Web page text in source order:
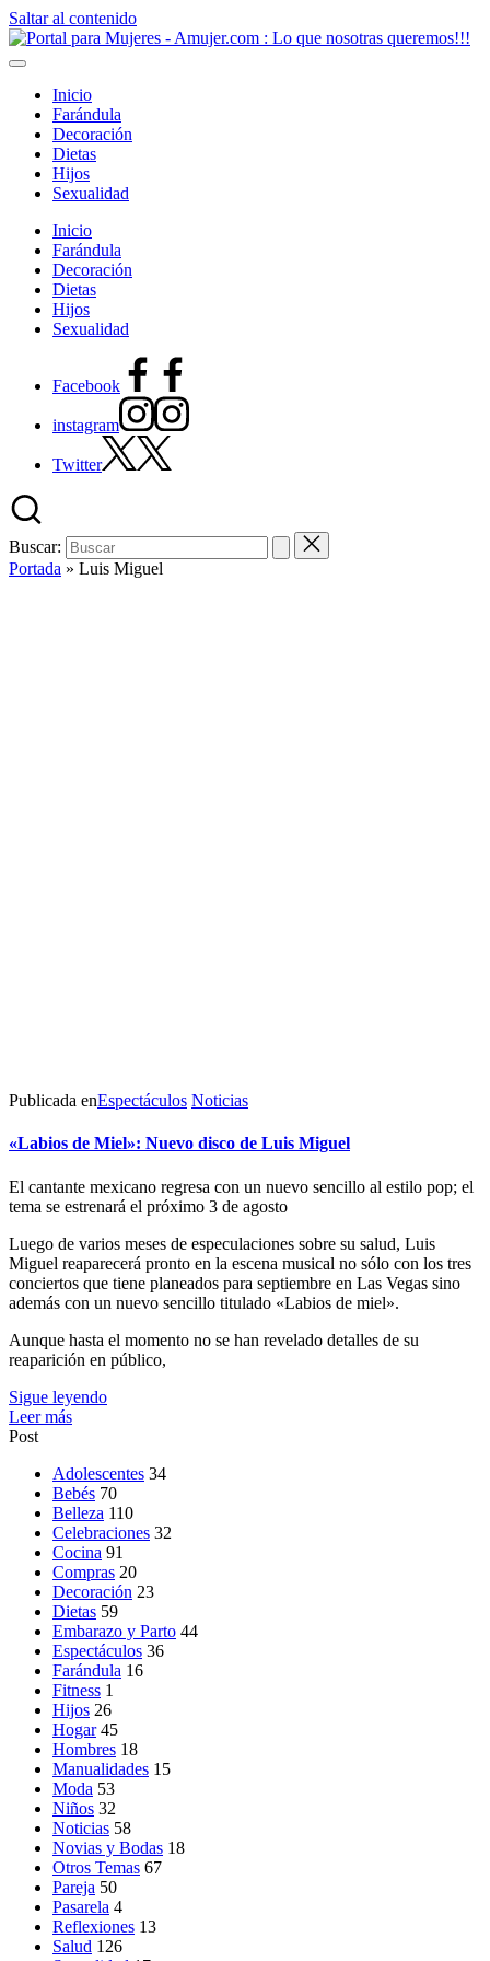
Saltar al contenido
Inicio
Farándula
Decoración
Dietas
Hijos
Sexualidad
Inicio
Farándula
Decoración
Dietas
Hijos
Sexualidad
Facebook
instagram
Twitter
Buscar:
Portada » Luis Miguel
Publicada enEspectáculos Noticias
«Labios de Miel»: Nuevo disco de Luis Miguel
El cantante mexicano regresa con un nuevo sencillo al estilo pop; el
tema se estrenará el próximo 3 de agosto
Luego de varios meses de especulaciones sobre su salud, Luis
Miguel reaparecerá pronto en la escena musical no sólo con los tres
conciertos que tiene planeados para septiembre en Las Vegas sino
además con un nuevo sencillo titulado «Labios de miel».
Aunque hasta el momento no se han revelado detalles de su
reaparición en público,
Sigue leyendo
Leer más
Post
Adolescentes 34
Bebés 70
Belleza 110
Celebraciones 32
Cocina 91
Compras 20
Decoración 23
Dietas 59
Embarazo y Parto 44
Espectáculos 36
Farándula 16
Fitness 1
Hijos 26
Hogar 45
Hombres 18
Manualidades 15
Moda 53
Niños 32
Noticias 58
Novias y Bodas 18
Otros Temas 67
Pareja 50
Pasarela 4
Reflexiones 13
Salud 126